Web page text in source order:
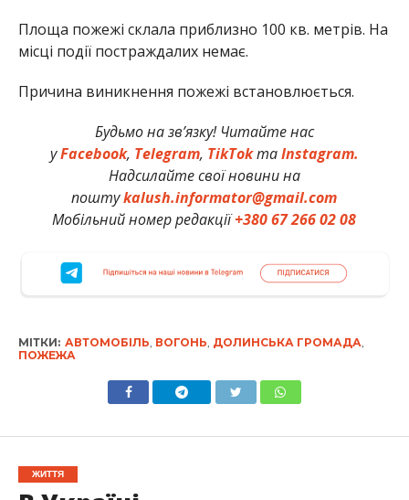
Площа пожежі склала приблизно 100 кв. метрів. На
місці події постраждалих немає.
Причина виникнення пожежі встановлюється.
Будьмо на зв’язку! Читайте нас
уFacebook, Telegram, TikTokтаInstagram.
Надсилайте свої новини на
поштуkalush.informator@gmail.com
Мобільний номер редакції+380 67 266 02 08
МІТКИ: АВТОМОБІЛЬ, ВОГОНЬ, ДОЛИНСЬКА ГРОМАДА,
ПОЖЕЖА
ЖИТТЯ